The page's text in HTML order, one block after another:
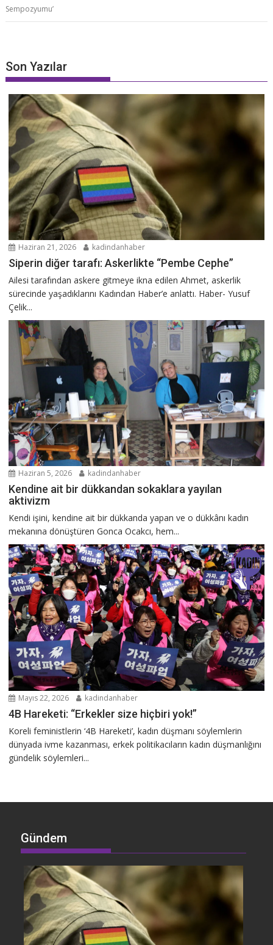
Sempozyumu’
Son Yazılar
Haziran 21, 2026 kadindanhaber
Siperin diğer tarafı: Askerlikte “Pembe Cephe”
Ailesi tarafından askere gitmeye ikna edilen Ahmet, askerlik
sürecinde yaşadıklarını Kadından Haber’e anlattı. Haber- Yusuf
Çelik...
Haziran 5, 2026 kadindanhaber
Kendine ait bir dükkandan sokaklara yayılan
aktivizm
Kendi işini, kendine ait bir dükkanda yapan ve o dükkânı kadın
mekanına dönüştüren Gonca Ocakcı, hem...
Mayıs 22, 2026 kadindanhaber
4B Hareketi: “Erkekler size hiçbiri yok!”
Koreli feministlerin ‘4B Hareketi’, kadın düşmanı söylemlerin
dünyada ivme kazanması, erkek politikacıların kadın düşmanlığını
gündelik söylemleri...
Gündem